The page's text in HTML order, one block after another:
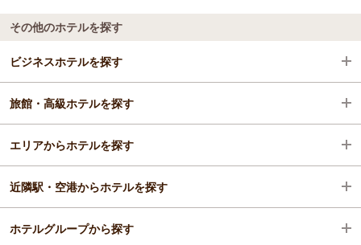
その他のホテルを探す
ビジネスホテルを探す
和歌山県
白浜・龍神
白浜・南部・田辺
白浜駅
旅館・高級ホテルを探す
和歌山県
エリアからホテルを探す
和歌山県
白浜・龍神
近隣駅・空港からホテルを探す
白浜駅
ホテルグループから探す